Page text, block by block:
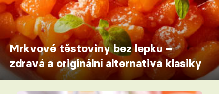
Mrkvové těstoviny bez lepku –
zdravá a originální alternativa klasiky